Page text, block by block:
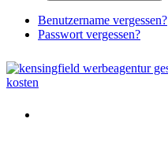
Benutzername vergessen?
Passwort vergessen?